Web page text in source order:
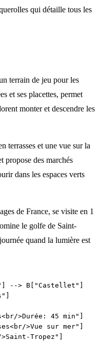
qui détaille tous les
terrain de jeu pour les
et ses placettes, permet
monter et descendre les
terrasses et une vue sur la
propose des marchés
dans les espaces verts
de France, se visite en 1
le golfe de Saint-
quand la lumière est
--> B["Castellet"]
>Durée: 45 min"]
>Vue sur mer"]
Tropez"]